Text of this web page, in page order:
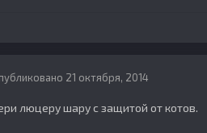
21 октября, 2014
люцеру шару с защитой от котов.